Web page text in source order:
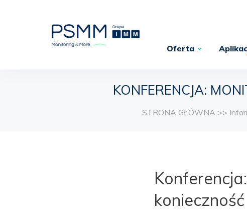
Oferta
KONFERENCJA:
STRONA GŁÓWNA >>
konieczność